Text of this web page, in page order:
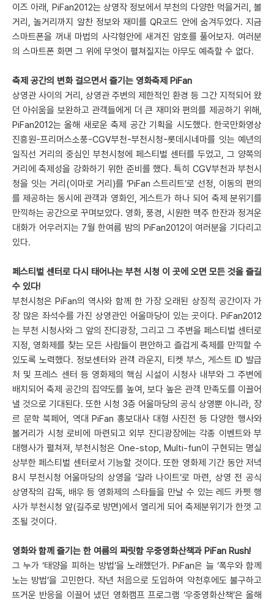
이즈 아래, PiFan2012는 상영작 정보에서 부천의 다양한 먹을거리, 볼
거리, 놀거리까지 알찬 정보와 재미를 QR코드 안에 숨겨두었다. 지금
스마트폰을 꺼내 마법의 사각형안에 새겨진 암호를 풀어보자. 여러분
의 스마트폰 화면 그 위에 무엇이 펼쳐질지는 아무도 예측할 수 없다.
축제 공간의 변화 걸으면서 즐기는 영화축제 PiFan
상영관 사이의 거리, 상영관 주변의 제한적인 환경 등 그간 지적되어 왔
던 아쉬움을 보완하고 관객들에게 더 큰 재미와 편의를 제공하기 위해,
PiFan2012는 올해 새로운 축제 공간 기획을 시도했다. 한국만화영상
진흥원-프리머스소풍-CGV부천-부천시청-롯데시네마를 잇는 예년의
일직선 거리의 중심인 부천시청에 페스티벌 센터를 두었고, 그 양쪽의
거리에 축제성을 강화하기 위한 준비를 했다. 특히 CGV부천과 부천시
청을 잇는 거리(이마로 거리)를 ‘PiFan 스트리트’로 선정, 이동의 편의
를 제공하는 동시에 관객과 영화인, 게스트가 하나 되어 축제 분위기를
만끽하는 공간으로 꾸며보았다. 영화, 풍경, 시원한 맥주 한잔과 정겨운
대화가 어우러지는 7월 한여름 밤의 PiFan2012이 여러분을 기다리고
있다.
페스티벌 센터로 다시 태어나는 부천 시청 이 곳에 오면 모든 것을 즐길
수 있다!
부천시청은 PiFan의 역사와 함께 한 가장 오래된 상징적 공간이자 가
장 많은 좌석수를 가진 상영관인 어울마당이 있는 곳이다. PiFan2012
는 부천 시청사와 그 앞의 잔디광장, 그리고 그 주변을 페스티벌 센터로
지정, 영화제를 찾는 모든 사람들이 편안하고 즐겁게 축제를 만끽할 수
있도록 노력했다. 정보센터와 관객 라운지, 티켓 부스, 게스트 ID 발급
처 및 프레스 센터 등 영화제의 핵심 시설이 시청사 내부와 그 주변에
배치되어 축제 공간의 집약도를 높여, 보다 높은 관객 만족도를 이끌어
낼 것으로 기대된다. 또한 시청 3층 어울마당의 공식 상영뿐 아니라, 장
르 문학 북페어, 역대 PiFan 홍보대사 대형 사진전 등 다양한 행사와
볼거리가 시청 로비에 마련되고 외부 잔디광장에는 각종 이벤트와 부
대행사가 펼쳐져, 부천시청은 One-stop, Multi-fun이 구현되는 명실
상부한 페스티벌 센터로서 기능할 것이다. 또한 영화제 기간 동안 저녁
8시 부천시청 어울마당의 상영을 ‘갈라 나이트’로 마련, 상영 전 공식
상영작의 감독, 배우 등 영화제의 스타들을 만날 수 있는 레드 카펫 행
사가 부천시청 앞(길주로 방면)에서 열리게 되어 축제분위기가 한껏 고
조될 것이다.
영화와 함께 즐기는 한 여름의 짜릿함 우중영화산책과 PiFan Rush!
그 누가 ‘태양을 피하는 방법’을 노래했던가. PiFan은 늘 ‘폭우와 함께
노는 방법’을 고민한다. 작년 처음으로 도입하여 악천후에도 불구하고
뜨거운 반응을 이끌어 냈던 영화캠프 프로그램 ‘우중영화산책’은 올해